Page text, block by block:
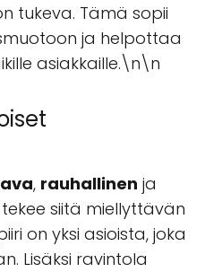
tukeva. Tämä sopii
ja helpottaa
asiakkaille.\n\n
, rauhallinen ja
siitä miellyttävän
on yksi asioista, joka
Lisäksi ravintola